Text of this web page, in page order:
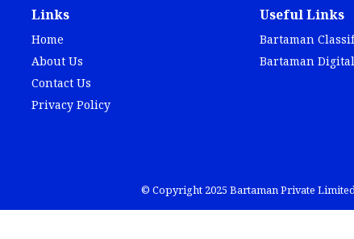
Links
Home
About Us
Contact Us
Privacy Policy
Useful Links
Bartaman
Bartaman Digital
© Copyright 2025 Bartaman Private